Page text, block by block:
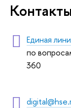
Единая
по
360